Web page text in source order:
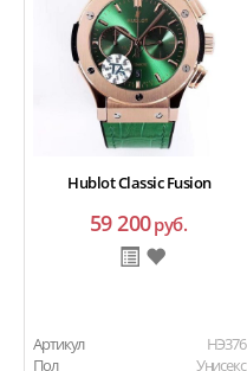
Hublot Classic Fusion
59 200руб.
Артикул
HЭ376
Пол
Унисекс